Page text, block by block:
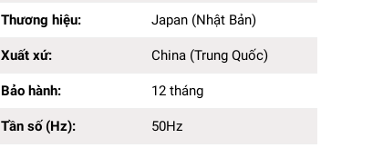
Tần số (Hz):
Điện áp (V):
Công suất (W):
Trọng lượng nguyên bộ (Kg): 11.5kg
Bảng điều khiển:
Nút bấm và núm vặn
Thương hiệu: Japan (Nhật Bản)
Xuất xứ: China (Trung Quốc)
Bảo hành: 12 tháng
Tần số (Hz): 50Hz